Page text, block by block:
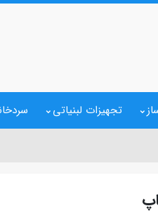
تجهیزات لبنیاتی